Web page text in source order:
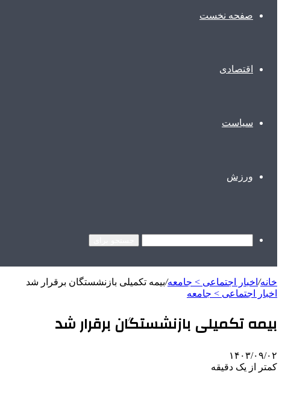
صفحه نخست
اقتصادی
سیاست
ورزش
خانه/ اخبار اجتماعی > جامعه/بیمه تکمیلی بازنشستگان برقرار شد
اخبار اجتماعی > جامعه
بیمه تکمیلی بازنشستگان برقرار شد
۱۴۰۳/۰۹/۰۲
کمتر از یک دقیقه